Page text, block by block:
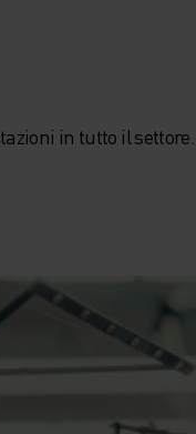
in tutto il settore.